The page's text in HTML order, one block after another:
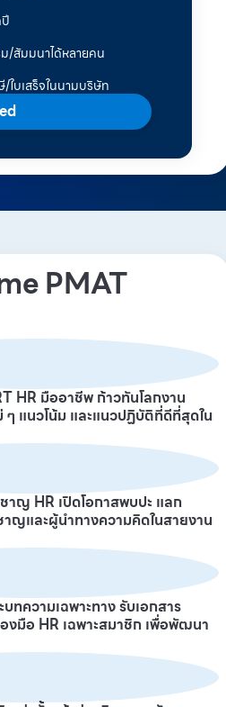
/สัมมนาได้หลายคน
ใบเสร็จในนามบริษัท
PMAT
HR มืออาชีพ ก้าวทันโลกงาน
แนวโน้ม และแนวปฏิบัติที่ดีที่สุดใน
าญ HR เปิดโอกาสพบปะ แลก
ญและผู้นำทางความคิดในสายงาน
ทความเฉพาะทาง รับเอกสาร
งมือ HR เฉพาะสมาชิก เพื่อพัฒนา